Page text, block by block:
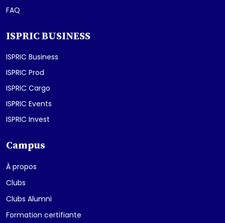
FAQ
ISPRIC BUSINESS
ISPRIC Business
ISPRIC Prod
ISPRIC Cargo
ISPRIC Events
ISPRIC Invest
Campus
À propos
Clubs
Clubs Alumni
Formation certifiante